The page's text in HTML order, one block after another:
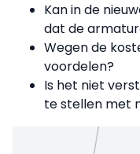
Kan in de
dat de
Wegen de
voordelen?
Is het niet
te stellen met